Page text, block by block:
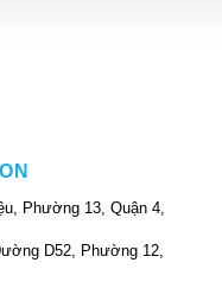
Phường 13, Quận 4,
D52, Phường 12,